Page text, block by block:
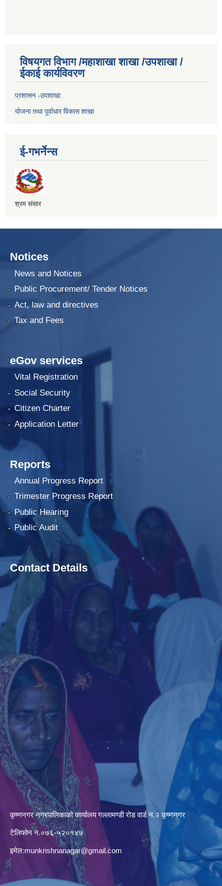
विषयगत विभाग /महाशाखा शाखा /उपशाखा /
ईकाई कार्यविवरण
प्रशासन -उपशाखा
योजना तथा पूर्वाधार विकास शाखा
ई-गभर्नेन्स
श्रम संसार
Notices
News and Notices
Public Procurement/ Tender Notices
Act, law and directives
Tax and Fees
eGov services
Vital Registration
Social Security
Citizen Charter
Application Letter
Reports
Annual Progress Report
Trimester Progress Report
Public Hearing
Public Audit
Contact Details
कृष्णनगर नगरपालिकाको कार्यालय गल्लामण्डी रोड वार्ड न.२ कृष्णनगर
टेलिफोन न.०७६-५२०१४७
इमेल:munkrishnanagar@gmail.com